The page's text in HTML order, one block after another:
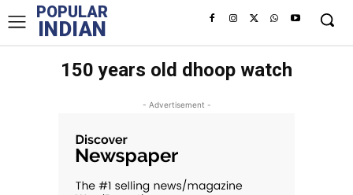
POPULAR
INDIAN
150 years old dhoop watch
- Advertisement -